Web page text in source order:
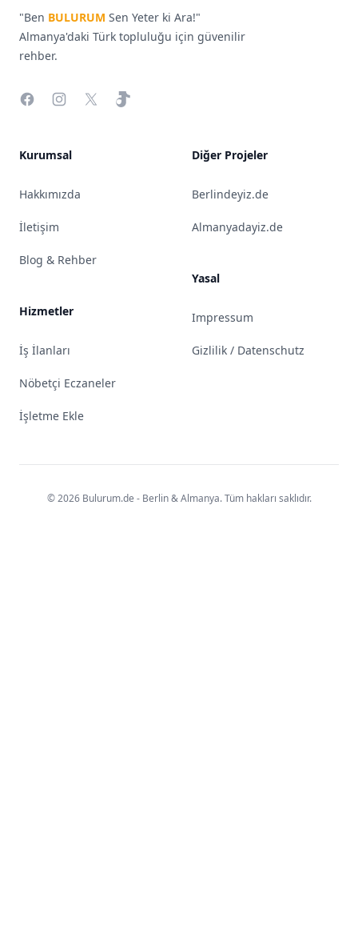
"Ben BULURUM Sen Yeter ki Ara!"
Almanya'daki Türk topluluğu için güvenilir
rehber.
FacebookInstagram
X TikTok
Kurumsal
Hakkımızda
İletişim
Blog & Rehber
Hizmetler
İş İlanları
Nöbetçi Eczaneler
İşletme Ekle
Diğer Projeler
Berlindeyiz.de
Almanyadayiz.de
Yasal
Impressum
Gizlilik / Datenschutz
© 2026 Bulurum.de - Berlin & Almanya. Tüm hakları saklıdır.